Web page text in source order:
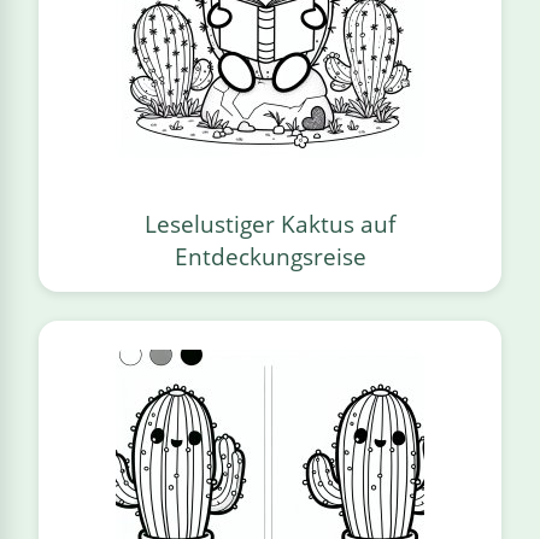
Leselustiger Kaktus auf
Entdeckungsreise